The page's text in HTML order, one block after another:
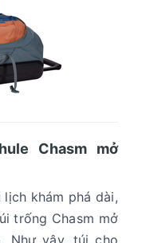
Chasm mở
khám phá dài,
trống Chasm mở
Như vậy, túi cho